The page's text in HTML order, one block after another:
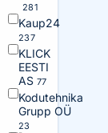
281
Kaup24
237
KLICK
EESTI
AS 77
Kodutehnika
Grupp OÜ
23